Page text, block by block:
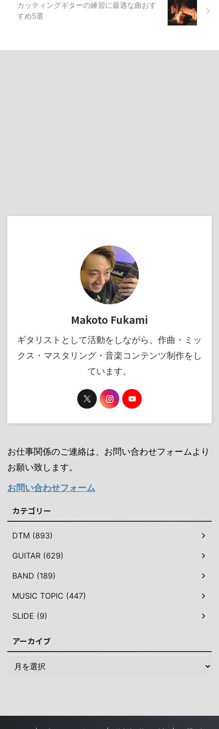
カッティングギターの練習に最適な曲おす
すめ5選
Makoto Fukami
ギタリストとして活動をしながら、作曲・ミッ
クス・マスタリング・音楽コンテンツ制作をし
ています。
お仕事関係のご連絡は、お問い合わせフォームより
お願い致します。
お問い合わせフォーム
カテゴリー
DTM (893)
GUITAR (629)
BAND (189)
MUSIC TOPIC (447)
SLIDE (9)
アーカイブ